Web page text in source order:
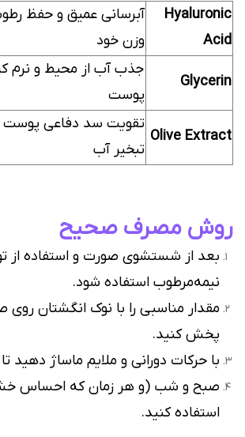
Hyaluronic
Acid
آبرسانی عمیق و حفظ
وزن خود
Glycerin
جذب آب از محیط و نرم
پوست
Olive Extract
تقویت سد دفاعی پوست
تبخیر آب
روش مصرف صحیح
بعد از شستشوی صورت و استفاده از
نیمه‌مرطوب استفاده شود.
مقدار مناسبی را با نوک انگشتان
پخش کنید.
با حرکات دورانی و ملایم ماساژ دهید
صبح و شب (و هر زمان که احساس
استفاده کنید.